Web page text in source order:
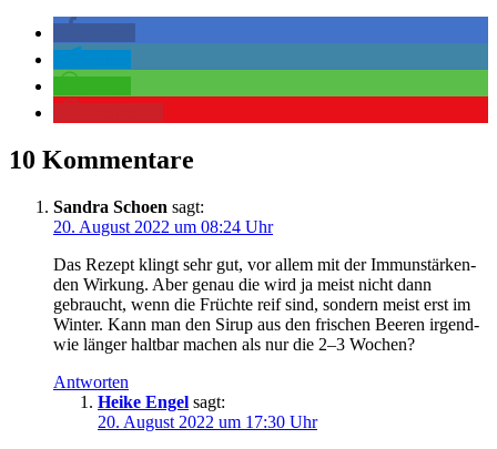
10 Kommentare
Sandra Schoen sagt:
20. August 2022 um 08:24 Uhr
Das Rezept klingt sehr gut, vor allem mit der Immun­stär­ken­
den Wir­kung. Aber genau die wird ja meist nicht dann
gebraucht, wenn die Früch­te reif sind, son­dern meist erst im
Win­ter. Kann man den Sirup aus den fri­schen Bee­ren irgend­
wie län­ger halt­bar machen als nur die 2–3 Wochen?
Antworten
Heike Engel sagt:
20. August 2022 um 17:30 Uhr